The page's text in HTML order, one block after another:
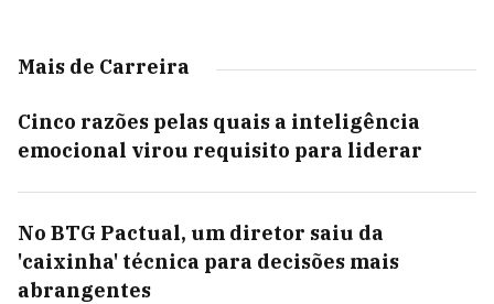
Mais de Carreira
Cinco razões pelas quais a inteligência
emocional virou requisito para liderar
No BTG Pactual, um diretor saiu da
'caixinha' técnica para decisões mais
abrangentes